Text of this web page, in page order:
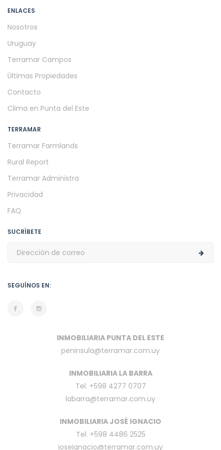
ENLACES
Nosotros
Uruguay
Terramar Campos
Últimas Propiedades
Contacto
Clima en Punta del Este
TERRAMAR
Terramar Farmlands
Rural Report
Terramar Administra
Privacidad
FAQ
SUCRÍBETE
SEGUÍNOS EN:
INMOBILIARIA PUNTA DEL ESTE
peninsula@terramar.com.uy
INMOBILIARIA LA BARRA
Tel. +598 4277 0707
labarra@terramar.com.uy
INMOBILIARIA JOSÉ IGNACIO
Tel. +598 4486 2525
joseignacio@terramar.com.uy